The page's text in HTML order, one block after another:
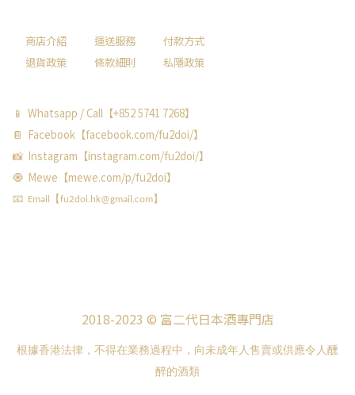
商店介紹 運送服務
付款方式
退貨政策
條款細則 私隱政策
📱 Whatsapp / Call【+852 5741 7268】
📔 Facebook【facebook.com/fu2doi/】
📸 Instagram【instagram.com/fu2doi/】
🧿 Mewe【mewe.com/p/fu2doi】
📧 Email【fu2doi.hk@gmail.com】
2018-2023 © 富二代日本酒專門店
根據香港法律，不得在業務過程中，向未成年人售賣或供應令人醺
醉的酒類